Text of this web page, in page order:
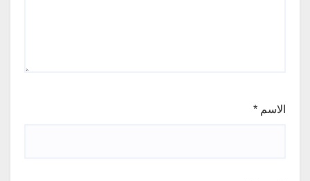
الاسم *